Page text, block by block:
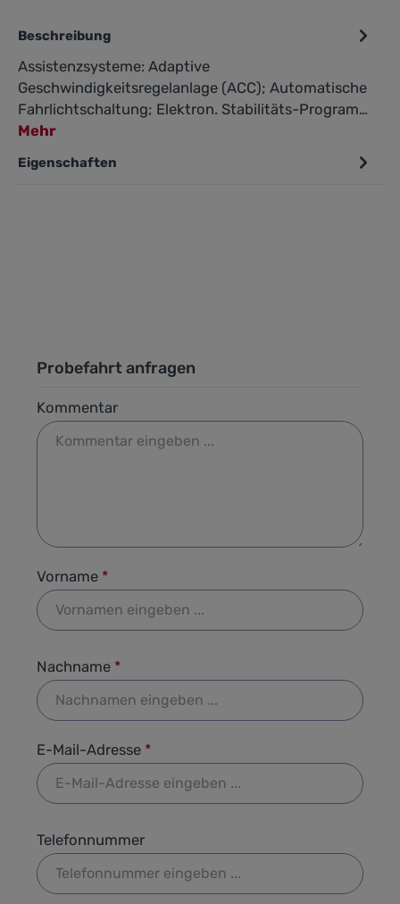
Beschreibung
Assistenzsysteme: Adaptive
Geschwindigkeitsregelanlage (ACC); Automatische
Fahrlichtschaltung; Elektron. Stabilitäts-Program…
Mehr
Eigenschaften
Probefahrt anfragen
Kommentar
Vorname *
Nachname *
E-Mail-Adresse *
Telefonnummer